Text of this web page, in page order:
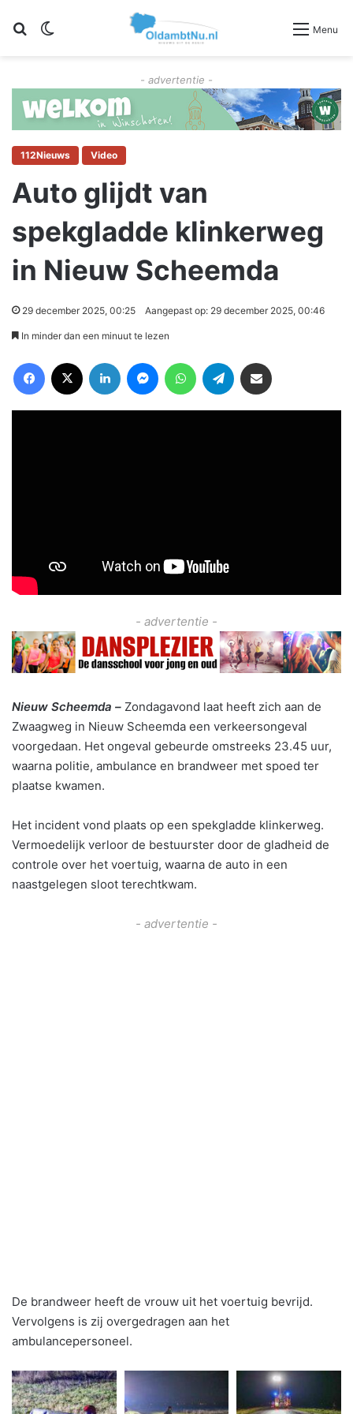
Zoeken Menu
- advertentie -
112Nieuws Video
Auto glijdt van
spekgladde klinkerweg
in Nieuw Scheemda
29 december 2025, 00:25 Aangepast op: 29 december 2025, 00:46
In minder dan een minuut te lezen
- advertentie -
Nieuw Scheemda – Zondagavond laat heeft zich aan de
Zwaagweg in Nieuw Scheemda een verkeersongeval
voorgedaan. Het ongeval gebeurde omstreeks 23.45 uur,
waarna politie, ambulance en brandweer met spoed ter
plaatse kwamen.
Het incident vond plaats op een spekgladde klinkerweg.
Vermoedelijk verloor de bestuurster door de gladheid de
controle over het voertuig, waarna de auto in een
naastgelegen sloot terechtkwam.
- advertentie -
De brandweer heeft de vrouw uit het voertuig bevrijd.
Vervolgens is zij overgedragen aan het
ambulancepersoneel.